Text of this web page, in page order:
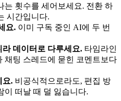
는 횟수를 세어보세요. 전환 하
시간입니다.
요. 이미 구독 중인 AI에 두 번
데이터로 다루세요. 타임라인
채팅 스레드에 묻힌 코멘트보다
요. 비공식적으로라도, 편집 방
이 떠날 때 덜 잃습니다.